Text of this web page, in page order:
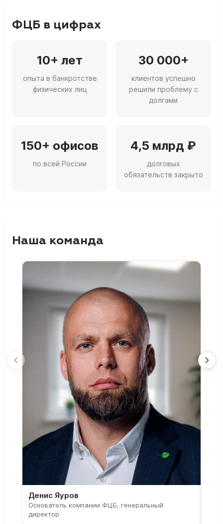
ФЦБ в цифрах
10+ лет
опыта в банкротстве
физических лиц
30 000+
клиентов успешно
решили проблему с
долгами
150+ офисов
по всей России
4,5 млрд ₽
долговых
обязательств закрыто
Наша команда
Денис Яуров
Основатель компании ФЦБ, генеральный
директор